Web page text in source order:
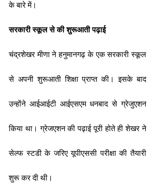
के बारे में।
सरकारी स्कूल से की शुरूआती पढ़ाई
चंद्रशेखर मीणा ने हनुमानगढ़ के एक सरकारी स्कूल
से अपनी शुरूआती शिक्षा प्राप्त की। इसके बाद
उन्होंने आईआईटी आईएसएम धनबाद से ग्रेजुएशन
किया था। ग्रेजएशन की पढ़ाई पूरी होते ही शेखर ने
सेल्फ स्टडी के जरिए यूपीएससी परीक्षा की तैयारी
शुरू कर दी थी।